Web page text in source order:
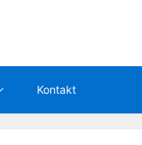
Kontakt